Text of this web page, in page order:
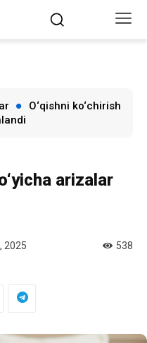
O‘qishni ko‘chirish
arizalar
2025 538